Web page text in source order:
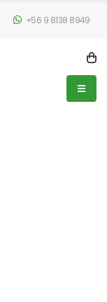
+56 9 8138 8949